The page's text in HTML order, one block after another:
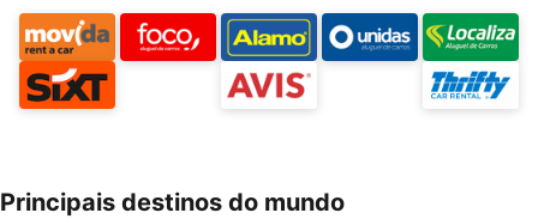
Principais destinos do mundo